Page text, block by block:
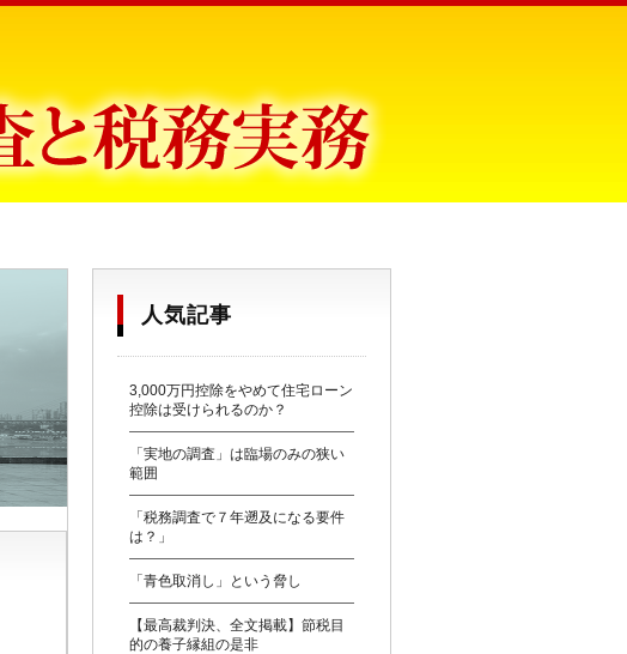
人気記事
3,000万円控除をやめて住宅ローン
控除は受けられるのか？
「実地の調査」は臨場のみの狭い
範囲
「税務調査で７年遡及になる要件
は？」
「青色取消し」という脅し
【最高裁判決、全文掲載】節税目
的の養子縁組の是非